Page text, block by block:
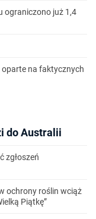
ograniczono już 1,4
oparte na faktycznych
do Australii
zgłoszeń
ochrony roślin wciąż
Piątkę”